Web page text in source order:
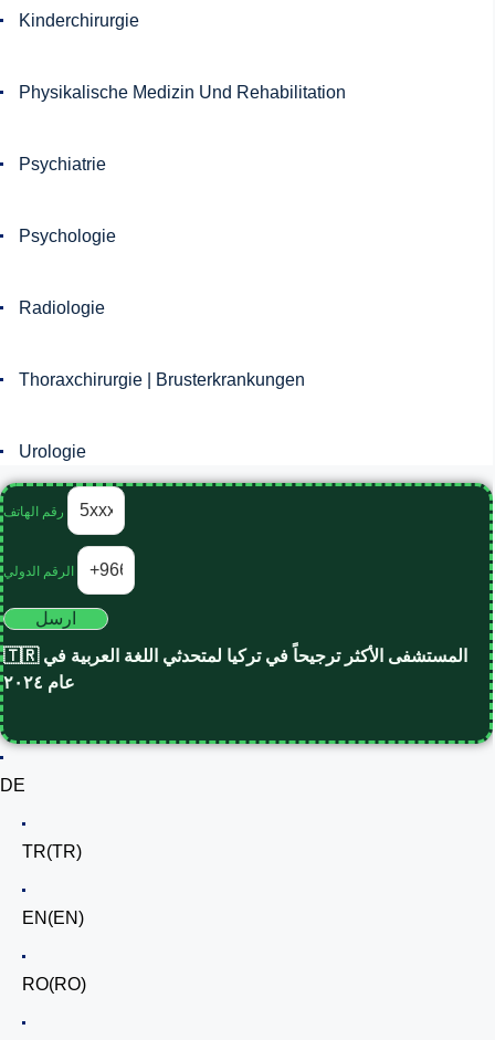
Kinderchirurgie
Physikalische Medizin Und Rehabilitation
Psychiatrie
Psychologie
Radiologie
Thoraxchirurgie | Brusterkrankungen
Urologie
ارسل
🇹🇷 المستشفى الأكثر ترجيحاً في تركيا لمتحدثي اللغة العربية في
عام ٢٠٢٤
DE
TR(TR)
EN (EN)
RO(RO)